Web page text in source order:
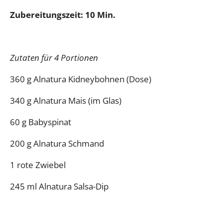
Zubereitungszeit: 10 Min.
Zutaten für 4 Portionen
360 g Alnatura Kidneybohnen (Dose)
340 g Alnatura Mais (im Glas)
60 g Babyspinat
200 g Alnatura Schmand
1 rote Zwiebel
245 ml Alnatura Salsa-Dip